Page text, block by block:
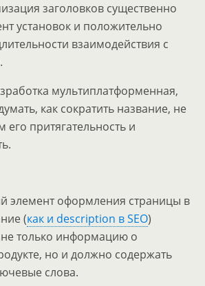
заголовков существенно
установок и положительно
взаимодействия с
мультиплатформенная,
как сократить название, не
его притягательность и
элемент оформления страницы в
(как и description в SEO)
не только информацию о
но и должно содержать
слова.